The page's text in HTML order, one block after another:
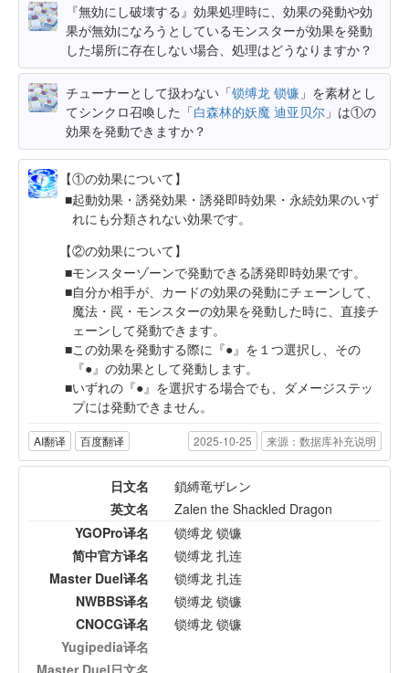
『無効にし破壊する』効果処理時に、効果の発動や効
果が無効になろうとしているモンスターが効果を発動
した場所に存在しない場合、処理はどうなりますか？
チューナーとして扱わない「锁缚龙 锁镰 」を素材とし
てシンクロ召喚した「白森林的妖魔 迪亚贝尔 」は①の
効果を発動できますか？
【①の効果について】
起動効果・誘発効果・誘発即時効果・永続効果のいず
れにも分類されない効果です。
【②の効果について】
モンスターゾーンで発動できる誘発即時効果です。
自分か相手が、カードの効果の発動にチェーンして、
魔法・罠・モンスターの効果を発動した時に、直接チ
ェーンして発動できます。
この効果を発動する際に『●』を１つ選択し、その
『●』の効果として発動します。
いずれの『●』を選択する場合でも、ダメージステッ
プには発動できません。
AI翻译 百度翻译 2025-10-25 来源：数据库补充说明
日文名
鎖縛竜ザレン
英文名
Zalen the Shackled Dragon
YGOPro译名
锁缚龙 锁镰
简中官方译名
锁缚龙 扎连
Master Duel译名
锁缚龙 扎连
NWBBS译名
锁缚龙 锁镰
CNOCG译名
锁缚龙 锁镰
Yugipedia译名